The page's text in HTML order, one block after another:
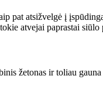
pat atsižvelgė į
atvejai paprastai
žetonas ir toliau